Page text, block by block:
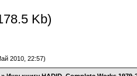
Kb)
2010, 22:57)